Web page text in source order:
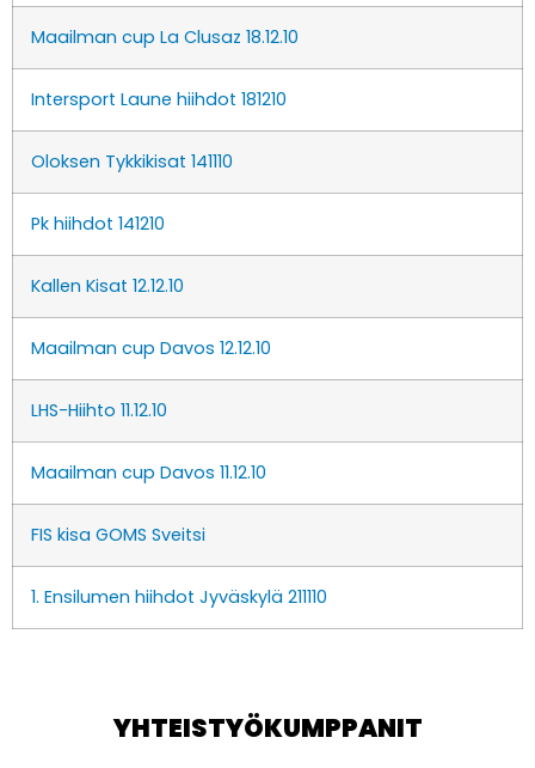
Maailman cup La Clusaz 18.12.10
Intersport Laune hiihdot 181210
Oloksen Tykkikisat 141110
Pk hiihdot 141210
Kallen Kisat 12.12.10
Maailman cup Davos 12.12.10
LHS-Hiihto 11.12.10
Maailman cup Davos 11.12.10
FIS kisa GOMS Sveitsi
1. Ensilumen hiihdot Jyväskylä 211110
YHTEISTYÖKUMPPANIT